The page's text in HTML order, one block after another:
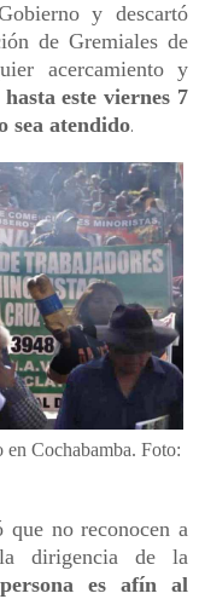
y descartó
de Gremiales de
acercamiento y
este viernes 7
sea atendido.
en Cochabamba. Foto:
no reconocen a
dirigencia de la
es afín al